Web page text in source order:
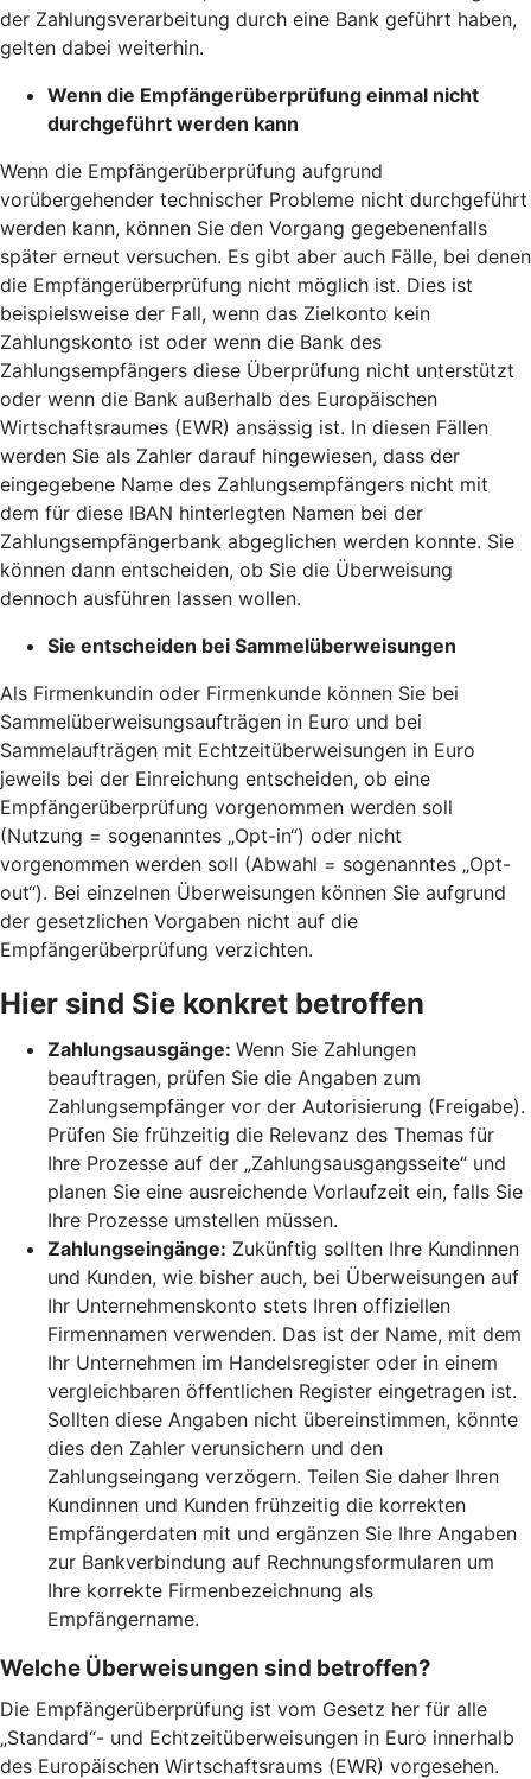
der Zahlungsverarbeitung durch eine Bank geführt haben,
gelten dabei weiterhin.
Wenn die Empfängerüberprüfung einmal nicht
durchgeführt werden kann
Wenn die Empfängerüberprüfung aufgrund
vorübergehender technischer Probleme nicht durchgeführt
werden kann, können Sie den Vorgang gegebenenfalls
später erneut versuchen. Es gibt aber auch Fälle, bei denen
die Empfängerüberprüfung nicht möglich ist. Dies ist
beispielsweise der Fall, wenn das Zielkonto kein
Zahlungskonto ist oder wenn die Bank des
Zahlungsempfängers diese Überprüfung nicht unterstützt
oder wenn die Bank außerhalb des Europäischen
Wirtschaftsraumes (EWR) ansässig ist. In diesen Fällen
werden Sie als Zahler darauf hingewiesen, dass der
eingegebene Name des Zahlungsempfängers nicht mit
dem für diese IBAN hinterlegten Namen bei der
Zahlungsempfängerbank abgeglichen werden konnte. Sie
können dann entscheiden, ob Sie die Überweisung
dennoch ausführen lassen wollen.
Sie entscheiden bei Sammelüberweisungen
Als Firmenkundin oder Firmenkunde können Sie bei
Sammelüberweisungsaufträgen in Euro und bei
Sammelaufträgen mit Echtzeitüberweisungen in Euro
jeweils bei der Einreichung entscheiden, ob eine
Empfängerüberprüfung vorgenommen werden soll
(Nutzung = sogenanntes „Opt-in“) oder nicht
vorgenommen werden soll (Abwahl = sogenanntes „Opt-
out“). Bei einzelnen Überweisungen können Sie aufgrund
der gesetzlichen Vorgaben nicht auf die
Empfängerüberprüfung verzichten.
Hier sind Sie konkret betroffen
Zahlungsausgänge: Wenn Sie Zahlungen
beauftragen, prüfen Sie die Angaben zum
Zahlungsempfänger vor der Autorisierung (Freigabe).
Prüfen Sie frühzeitig die Relevanz des Themas für
Ihre Prozesse auf der „Zahlungsausgangsseite“ und
planen Sie eine ausreichende Vorlaufzeit ein, falls Sie
Ihre Prozesse umstellen müssen.
Zahlungseingänge: Zukünftig sollten Ihre Kundinnen
und Kunden, wie bisher auch, bei Überweisungen auf
Ihr Unternehmenskonto stets Ihren offiziellen
Firmennamen verwenden. Das ist der Name, mit dem
Ihr Unternehmen im Handelsregister oder in einem
vergleichbaren öffentlichen Register eingetragen ist.
Sollten diese Angaben nicht übereinstimmen, könnte
dies den Zahler verunsichern und den
Zahlungseingang verzögern. Teilen Sie daher Ihren
Kundinnen und Kunden frühzeitig die korrekten
Empfängerdaten mit und ergänzen Sie Ihre Angaben
zur Bankverbindung auf Rechnungsformularen um
Ihre korrekte Firmenbezeichnung als
Empfängername.
Welche Überweisungen sind betroffen?
Die Empfängerüberprüfung ist vom Gesetz her für alle
„Standard“- und Echtzeitüberweisungen in Euro innerhalb
des Europäischen Wirtschaftsraums (EWR) vorgesehen.